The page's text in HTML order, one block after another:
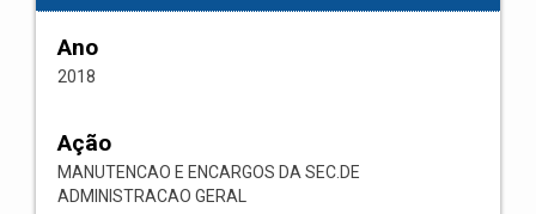
Ano
2018
Ação
MANUTENCAO E ENCARGOS DA SEC.DE
ADMINISTRACAO GERAL